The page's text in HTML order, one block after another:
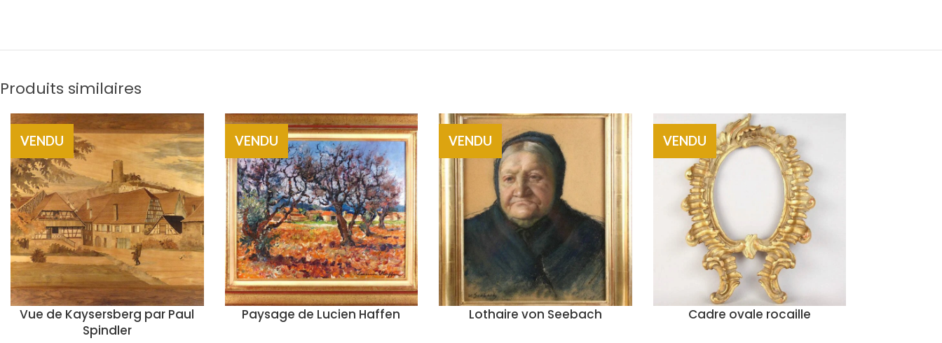
Produits similaires
VENDU
Vue de Kaysersberg par Paul
Spindler
VENDU
Paysage de Lucien Haffen
VENDU
Lothaire von Seebach
VENDU
Cadre ovale rocaille